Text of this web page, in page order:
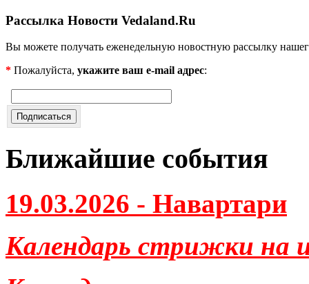
Рассылка Новости Vedaland.Ru
Вы можете получать еженедельную новостную рассылку
* Пожалуйста, укажите ваш e-mail адрес:
Ближайшие события
19.03.2026 - Навартари
Календарь стрижки на